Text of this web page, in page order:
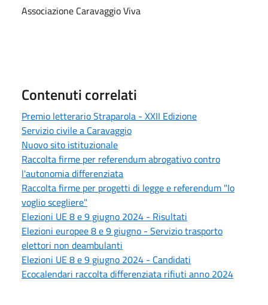
Associazione Caravaggio Viva
Contenuti correlati
Premio letterario Straparola - XXII Edizione
Servizio civile a Caravaggio
Nuovo sito istituzionale
Raccolta firme per referendum abrogativo contro
l'autonomia differenziata
Raccolta firme per progetti di legge e referendum "Io
voglio scegliere"
Elezioni UE 8 e 9 giugno 2024 - Risultati
Elezioni europee 8 e 9 giugno - Servizio trasporto
elettori non deambulanti
Elezioni UE 8 e 9 giugno 2024 - Candidati
Ecocalendari raccolta differenziata rifiuti anno 2024